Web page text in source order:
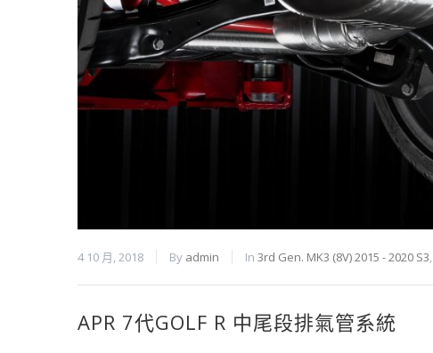
4 10 月, 2018 By admin In 3rd Gen. MK3 (8V) 2015 - 2020 S3,
APR 7代GOLF R 中尾段排氣管系統